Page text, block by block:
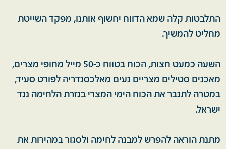
התלבטות קלה שמא הדווח יחשוף אותנו, מפקד השייטת
מחליט להמשיך.
השעה כמעט חצות, הכוח בטווח כ-50 מייל מחופי מצרים,
מאכנים סטילים מצריים נעים מאלכסנדריה לפורט סעיד,
במטרה לתגבר את הכוח הימי המצרי בגזרת הלחימה נגד
ישראל.
מתנת הוראה להפרש למבנה לחימה ולסגור במהירות את